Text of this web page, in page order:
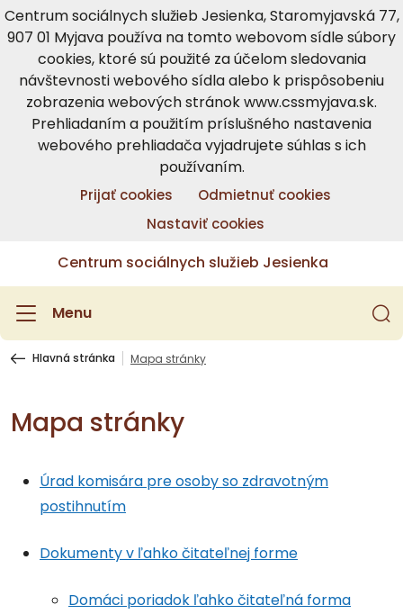
Centrum sociálnych služieb Jesienka, Staromyjavská 77,
907 01 Myjava používa na tomto webovom sídle súbory
cookies, ktoré sú použité za účelom sledovania
návštevnosti webového sídla alebo k prispôsobeniu
zobrazenia webových stránok www.cssmyjava.sk.
Prehliadaním a použitím príslušného nastavenia
webového prehliadača vyjadrujete súhlas s ich
používaním.
Prijať cookies
Odmietnuť cookies
Nastaviť cookies
Centrum sociálnych služieb Jesienka
Menu
Hlavná stránka Mapa stránky
Mapa stránky
Úrad komisára pre osoby so zdravotným
postihnutím
Dokumenty v ľahko čitateľnej forme
Domáci poriadok ľahko čitateľná forma